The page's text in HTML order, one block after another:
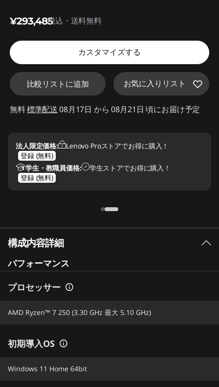
¥293,485税込・送料無料
カスタマイズする
比較リストに追加 お気に入りリスト
無料標準配送08月17日 から 08月21日 頃にお届け予定
法人限定価格:
Lenovo Proストアでお得に購入！
登録 (無料)
学生・教職員価格:
学生ストアでお得に購入！
登録 (無料)
構成内容詳細
パフォーマンス
プロセッサー
AMD Ryzen™ 7 250 (3.30 GHz 最大 5.10 GHz)
初期導入OS
Windows 11 Home 64bit